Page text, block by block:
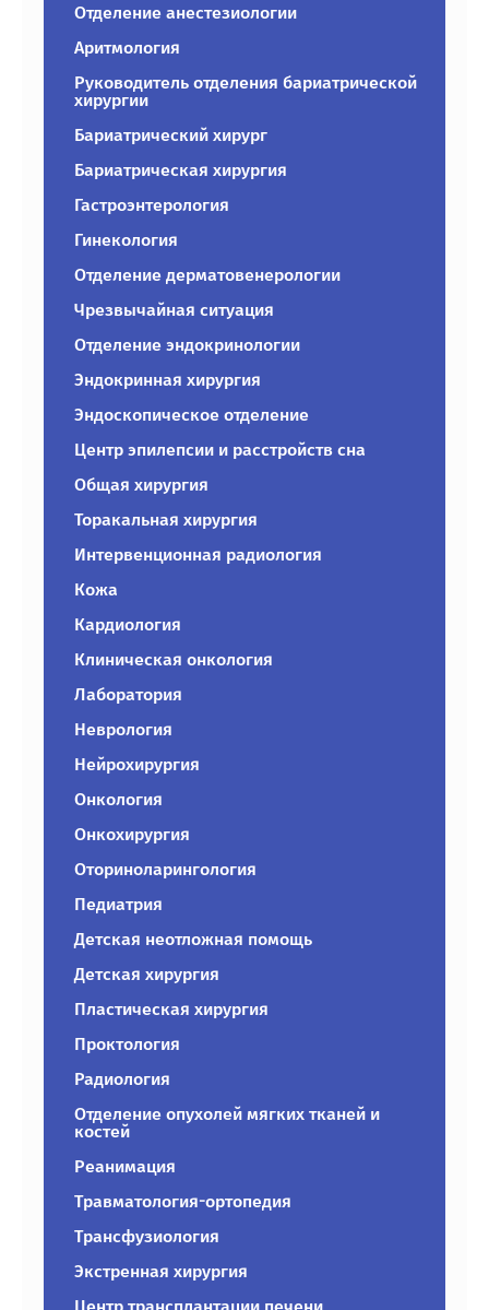
Отделение анестезиологии
Аритмология
Руководитель отделения бариатрической
хирургии
Бариатрический хирург
Бариатрическая хирургия
Гастроэнтерология
Гинекология
Отделение дерматовенерологии
Чрезвычайная ситуация
Отделение эндокринологии
Эндокринная хирургия
Эндоскопическое отделение
Центр эпилепсии и расстройств сна
Общая хирургия
Торакальная хирургия
Интервенционная радиология
Кожа
Кардиология
Клиническая онкология
Лаборатория
Неврология
Нейрохирургия
Онкология
Онкохирургия
Оториноларингология
Педиатрия
Детская неотложная помощь
Детская хирургия
Пластическая хирургия
Проктология
Радиология
Отделение опухолей мягких тканей и
костей
Реанимация
Травматология-ортопедия
Трансфузиология
Экстренная хирургия